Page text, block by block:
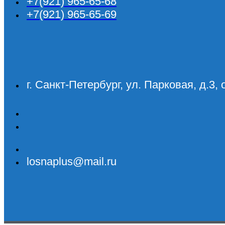
+7(921) 965-65-69
г. Санкт-Петербург, ул. Парковая, д.3,
losnaplus@mail.ru